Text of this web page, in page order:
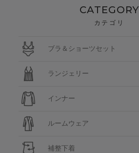
CATEGORY
カテゴリ
ブラ＆ショーツセット
ランジェリー
インナー
ルームウェア
補整下着